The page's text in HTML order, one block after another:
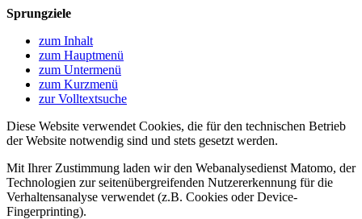
Sprungziele
zum Inhalt
zum Hauptmenü
zum Untermenü
zum Kurzmenü
zur Volltextsuche
Diese Website verwendet Cookies, die für den technischen Betrieb
der Website notwendig sind und stets gesetzt werden.
Mit Ihrer Zustimmung laden wir den Webanalysedienst Matomo, der
Technologien zur seitenübergreifenden Nutzererkennung für die
Verhaltensanalyse verwendet (z.B. Cookies oder Device-
Fingerprinting).